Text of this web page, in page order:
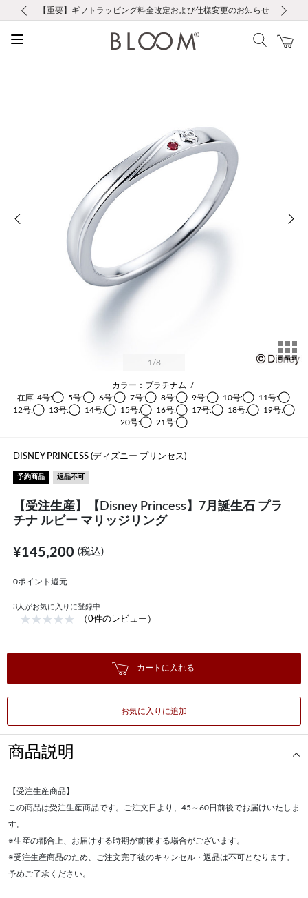
お修理・アフターサービスのご案内
【重要】令和８年熊本地震に伴う集配への影響について
【重要】ギフトラッピング料金改定および仕様変更のお知らせ
【重要】夏季休業の営業についてのご案内
税込5,500円以上で送料無料｜最短24時間以内に発送
新規会員登録で1000ポイントプレゼント！
LINE友だち登録で500円クーポンプレゼント
会員限定！レビュー投稿で100ポイントプレゼント
お修理・アフターサービスのご案内
【重要】令和８年熊本地震に伴う集配への影響について
1 /8
カラー：プラチナム
/
在庫 4号:◯ 5号:◯ 6号:◯ 7号:◯ 8号:◯ 9号:◯ 10号:◯
11号:◯
12号:◯ 13号:◯ 14号:◯ 15号:◯ 16号:◯ 17号:◯ 18号:◯ 19号:◯
20号:◯ 21号:◯
DISNEY PRINCESS (ディズニー プリンセス)
予約商品 返品不可
【受注生産】【Disney Princess】7月誕生石 プラ
チナ ルビー マリッジリング
¥145,200(税込)
0ポイント還元
3 人がお気に入りに登録中
（0件のレビュー）
カートに入れる
お気に入りに追加
商品説明
【受注生産商品】
この商品は受注生産商品です。ご注文日より、45～60日前後でお届けいたしま
す。
※生産の都合上、お届けする時期が前後する場合がございます。
※受注生産商品のため、ご注文完了後のキャンセル・返品は不可となります。
予めご了承ください。